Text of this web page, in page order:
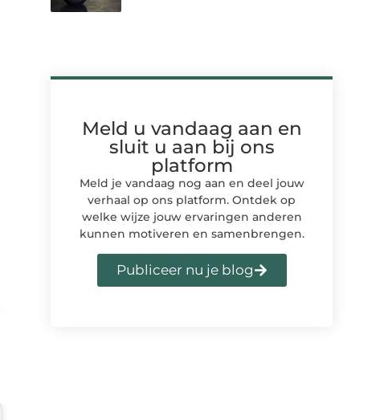
Meld u vandaag aan en
sluit u aan bij ons
platform
Meld je vandaag nog aan en deel jouw
verhaal op ons platform. Ontdek op
welke wijze jouw ervaringen anderen
kunnen motiveren en samenbrengen.
Publiceer nu je blog